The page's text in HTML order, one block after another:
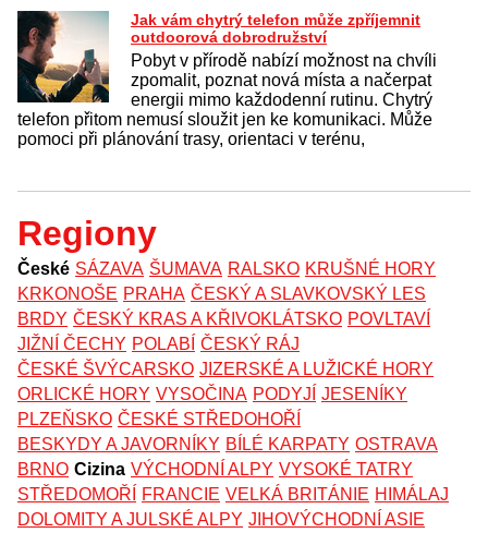
Jak vám chytrý telefon může zpříjemnit
outdoorová dobrodružství
Pobyt v přírodě nabízí možnost na chvíli
zpomalit, poznat nová místa a načerpat
energii mimo každodenní rutinu. Chytrý
telefon přitom nemusí sloužit jen ke komunikaci. Může
pomoci při plánování trasy, orientaci v terénu,
Regiony
České SÁZAVA ŠUMAVA RALSKO KRUŠNÉ HORY
KRKONOŠE PRAHA ČESKÝ A SLAVKOVSKÝ LES
BRDY ČESKÝ KRAS A KŘIVOKLÁTSKO POVLTAVÍ
JIŽNÍ ČECHY POLABÍ ČESKÝ RÁJ
ČESKÉ ŠVÝCARSKO JIZERSKÉ A LUŽICKÉ HORY
ORLICKÉ HORY VYSOČINA PODYJÍ JESENÍKY
PLZEŇSKO ČESKÉ STŘEDOHOŘÍ
BESKYDY A JAVORNÍKY BÍLÉ KARPATY OSTRAVA
BRNO Cizina VÝCHODNÍ ALPY VYSOKÉ TATRY
STŘEDOMOŘÍ
FRANCIE VELKÁ BRITÁNIE HIMÁLAJ
DOLOMITY A JULSKÉ ALPY JIHOVÝCHODNÍ ASIE